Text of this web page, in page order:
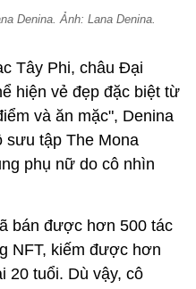
Denina. Ảnh: Lana Denina.
Tây Phi, châu Đại
hiện vẻ đẹp đặc biệt từ
và ăn mặc", Denina
sưu tập The Mona
phụ nữ do cô nhìn
bán được hơn 500 tác
NFT, kiếm được hơn
20 tuổi. Dù vậy, cô